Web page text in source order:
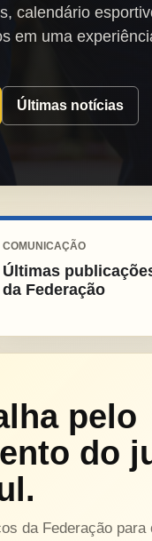
calendário
em uma
Últimas notícias
COMUNICAÇÃO
Últimas
da Federação
pelo
do
da Federação